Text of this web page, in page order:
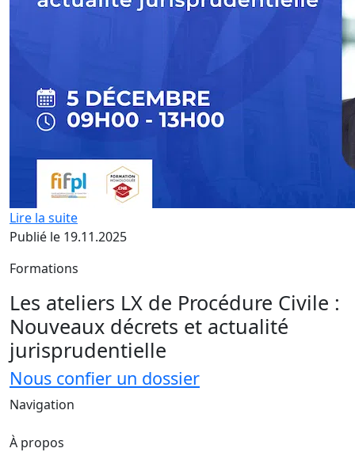
Lire la suite
Publié le 19.11.2025
Formations
Les ateliers LX de Procédure Civile :
Nouveaux décrets et actualité
jurisprudentielle
Nous confier un dossier
Navigation
À propos